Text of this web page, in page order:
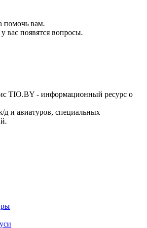
помочь вам.
вас появятся вопросы.
TIO.BY - информационный ресурс о
и авиатуров, специальных